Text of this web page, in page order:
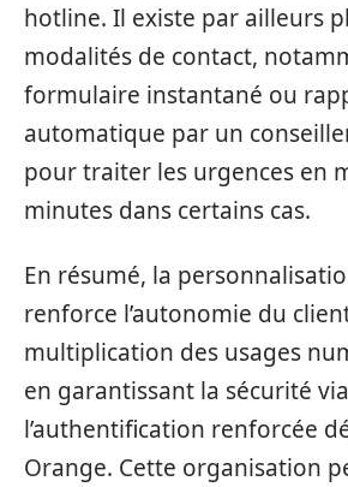
hotline. Il existe par ailleurs
modalités de contact,
formulaire instantané ou
automatique par un
pour traiter les urgences en
minutes dans certains cas.
En résumé, la
renforce l’autonomie du
multiplication des usages
en garantissant la sécurité via
l’authentification renforcée
Orange. Cette organisation